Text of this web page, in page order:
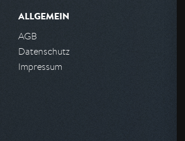
ALLGEMEIN
AGB
Datenschutz
Impressum